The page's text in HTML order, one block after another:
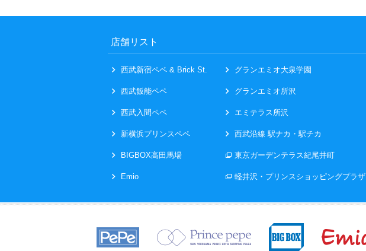
店舗リスト
西武新宿ペペ & Brick St.
西武飯能ペペ
西武入間ペペ
新横浜プリンスペペ
BIGBOX高田馬場
Emio
グランエミオ大泉学園
グランエミオ所沢
エミテラス所沢
西武沿線 駅ナカ・駅チカ
東京ガーデンテラス紀尾井町
軽井沢・プリンスショッピングプラザ